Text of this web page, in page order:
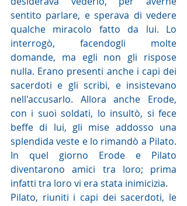
sentito parlare, e sperava di vedere
qualche miracolo fatto da lui. Lo
interrogò, facendogli molte
domande, ma egli non gli rispose
nulla. Erano presenti anche i capi dei
sacerdoti e gli scribi, e insistevano
nell'accusarlo. Allora anche Erode,
con i suoi soldati, lo insultò, si fece
beffe di lui, gli mise addosso una
splendida veste e lo rimandò a Pilato.
In quel giorno Erode e Pilato
diventarono amici tra loro; prima
infatti tra loro vi era stata inimicizia.
Pilato, riuniti i capi dei sacerdoti, le